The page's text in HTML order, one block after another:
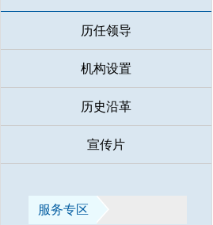
历任领导
机构设置
历史沿革
宣传片
服务专区